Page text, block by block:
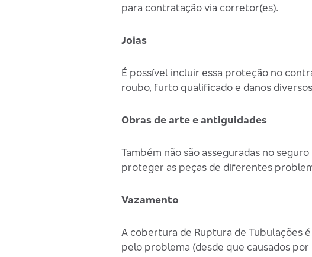
para contratação via corretor(es).
Joias
É possível incluir essa proteção no
roubo, furto qualificado e danos
Obras de arte e antiguidades
Também não são asseguradas no
proteger as peças de diferentes
Vazamento
A cobertura de Ruptura de Tubulações
pelo problema (desde que causados